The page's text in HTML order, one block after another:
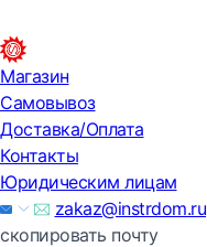
Магазин
Самовывоз
Доставка/Оплата
Контакты
Юридическим лицам
zakaz@instrdom.ru
скопировать почту